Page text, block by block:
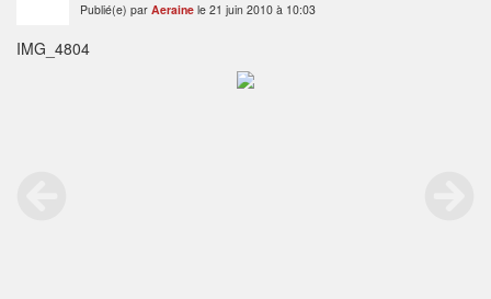
Publié(e) par Aeraine le 21 juin 2010 à 10:03
IMG_4804